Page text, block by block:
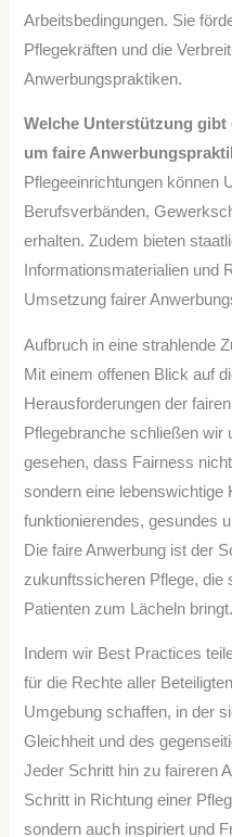
Arbeitsbedingungen. Sie
Pflegekräften und die
Anwerbungspraktiken.
Welche Unterstützung
um faire
Pflegeeinrichtungen können
Berufsverbänden,
erhalten. Zudem bieten
Informationsmaterialien und
Umsetzung fairer
Aufbruch in eine strahlende
Mit einem offenen Blick auf
Herausforderungen der
Pflegebranche schließen wir
gesehen, dass Fairness
sondern eine lebenswichtige
funktionierendes, gesundes
Die faire Anwerbung ist der
zukunftssicheren Pflege, die
Patienten zum Lächeln bringt.
Indem wir Best Practices
für die Rechte aller
Umgebung schaffen, in der
Gleichheit und des
Jeder Schritt hin zu faireren
Schritt in Richtung einer
sondern auch inspiriert und